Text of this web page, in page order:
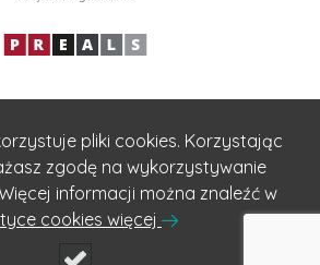
pliki cookies. Korzystając
zgodę na wykorzystywanie
informacji można znaleźć w
cookies więcej